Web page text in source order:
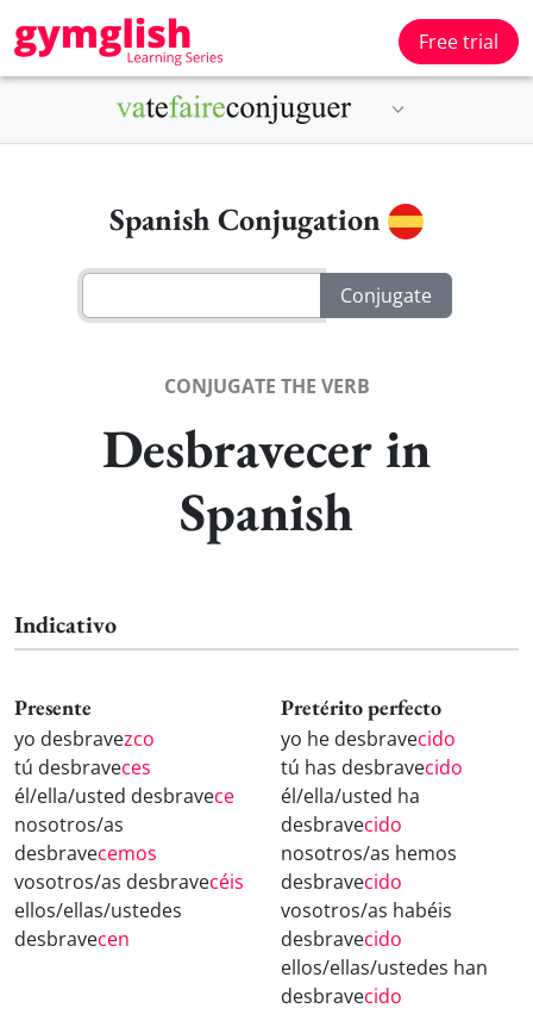
Free trial
Spanish Conjugation
CONJUGATE THE VERB
Desbravecer in
Spanish
Indicativo
Presente
yo desbravezco
tú desbraveces
él/ella/usted desbravece
nosotros/as
desbravecemos
vosotros/as desbravecéis
ellos/ellas/ustedes
desbravecen
Pretérito perfecto
yo he desbravecido
tú has desbravecido
él/ella/usted ha
desbravecido
nosotros/as hemos
desbravecido
vosotros/as habéis
desbravecido
ellos/ellas/ustedes han
desbravecido